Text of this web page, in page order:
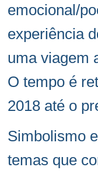
emocional/
experiência
uma viagem
O tempo é
2018 até o
Simbolismo
temas que